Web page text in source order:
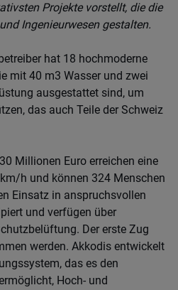
Projekte vorstellt, die die
Ingenieurwesen gestalten.
hat 18 hochmoderne
mit 40 m3 Wasser und zwei
ausgestattet sind, um
das auch Teile der Schweiz
Millionen Euro erreichen eine
h und können 324 Menschen
Einsatz in anspruchsvollen
und verfügen über
Der erste Zug
werden. Akkodis entwickelt
das es den
Hoch- und